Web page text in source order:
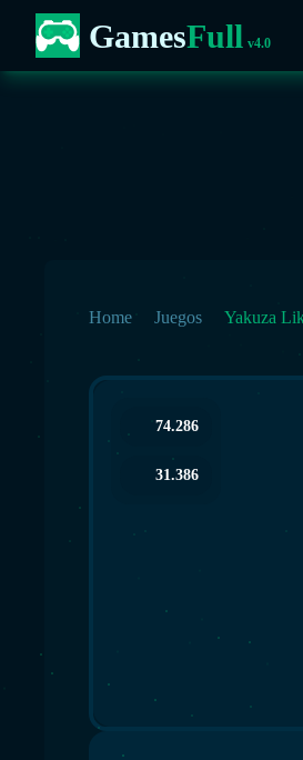
GamesFull v4.0
Home Juegos Yakuza
74.286
31.386